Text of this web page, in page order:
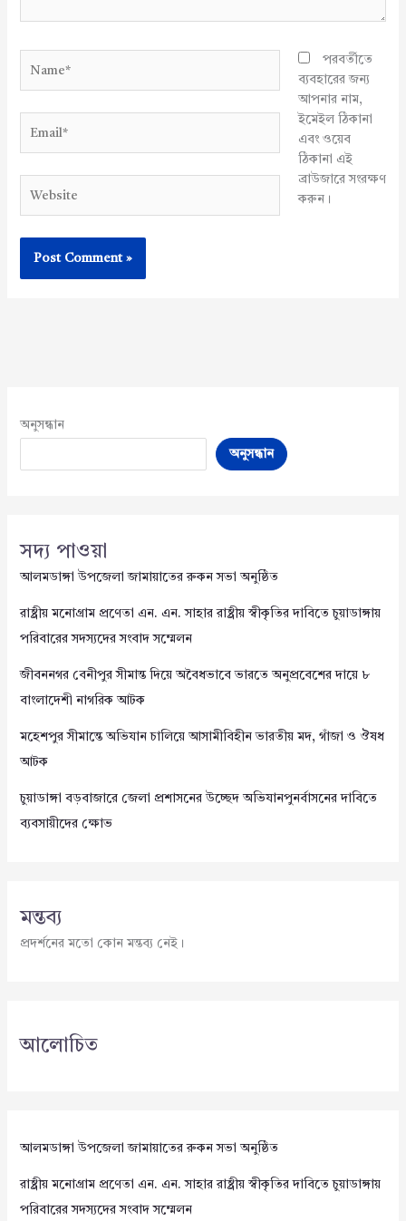
পরবর্তীতে
ব্যবহারের জন্য
আপনার নাম,
ইমেইল ঠিকানা
এবং ওয়েব
ঠিকানা এই
ব্রাউজারে সংরক্ষণ
করুন।
অনুসন্ধান
অনুসন্ধান
সদ্য পাওয়া
আলমডাঙ্গা উপজেলা জামায়াতের রুকন সভা অনুষ্ঠিত
রাষ্ট্রীয় মনোগ্রাম প্রণেতা এন. এন. সাহার রাষ্ট্রীয় স্বীকৃতির দাবিতে চুয়াডাঙ্গায়
পরিবারের সদস্যদের সংবাদ সম্মেলন
জীবননগর বেনীপুর সীমান্ত দিয়ে অবৈধভাবে ভারতে অনুপ্রবেশের দায়ে ৮
বাংলাদেশী নাগরিক আটক
মহেশপুর সীমান্তে অভিযান চালিয়ে আসামীবিহীন ভারতীয় মদ, গাঁজা ও ঔষধ
আটক
চুয়াডাঙ্গা বড়বাজারে জেলা প্রশাসনের উচ্ছেদ অভিযানপুনর্বাসনের দাবিতে
ব্যবসায়ীদের ক্ষোভ
মন্তব্য
প্রদর্শনের মতো কোন মন্তব্য নেই।
আলোচিত
আলমডাঙ্গা উপজেলা জামায়াতের রুকন সভা অনুষ্ঠিত
রাষ্ট্রীয় মনোগ্রাম প্রণেতা এন. এন. সাহার রাষ্ট্রীয় স্বীকৃতির দাবিতে চুয়াডাঙ্গায়
পরিবারের সদস্যদের সংবাদ সম্মেলন